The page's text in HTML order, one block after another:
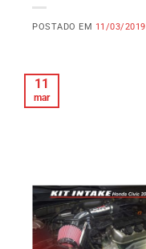
POSTADO EM 11/03/2019
11
mar